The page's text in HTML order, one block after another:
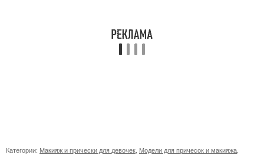
Категории: Макияж и прически для девочек Модели для причесок и макияжа